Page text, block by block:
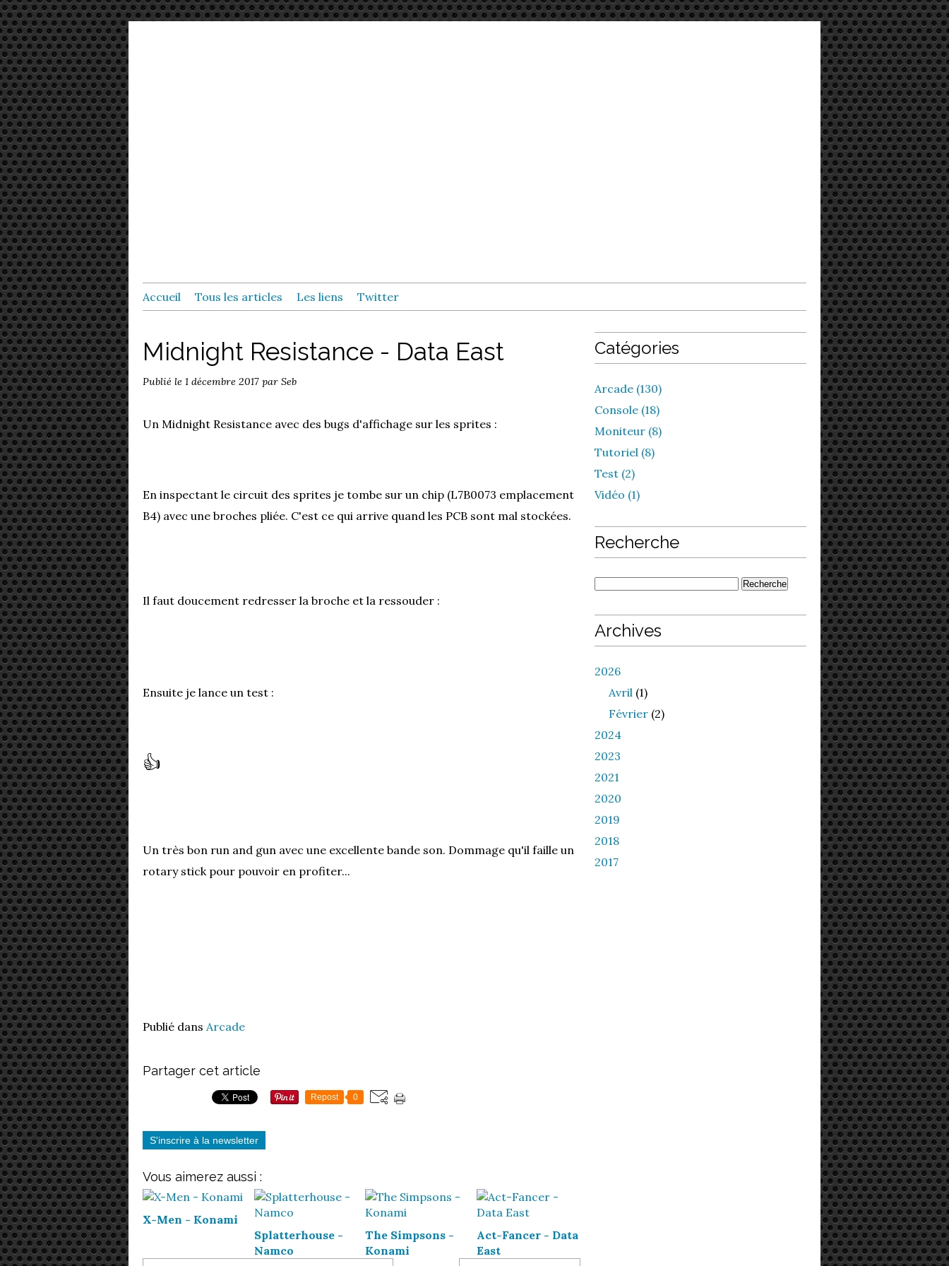
Accueil Tous les articles Les liens Twitter
Midnight Resistance - Data East
Publié le 1 décembre 2017 par Seb
Un Midnight Resistance avec des bugs d'affichage sur les sprites :
En inspectant le circuit des sprites je tombe sur un chip (L7B0073 emplacement
B4) avec une broches pliée. C'est ce qui arrive quand les PCB sont mal stockées.
Il faut doucement redresser la broche et la ressouder :
Ensuite je lance un test :
👍
Un très bon run and gun avec une excellente bande son. Dommage qu'il faille un
rotary stick pour pouvoir en profiter...
Publié dans Arcade
Partager cet article
Repost 0
S'inscrire à la newsletter
Vous aimerez aussi :
X-Men - Konami
Splatterhouse -
Namco
The Simpsons -
Konami
Act-Fancer - Data
East
Catégories
Arcade (130)
Console (18)
Moniteur (8)
Tutoriel (8)
Test (2)
Vidéo (1)
Recherche
Archives
2026
Avril (1)
Février (2)
2024
2023
2021
2020
2019
2018
2017